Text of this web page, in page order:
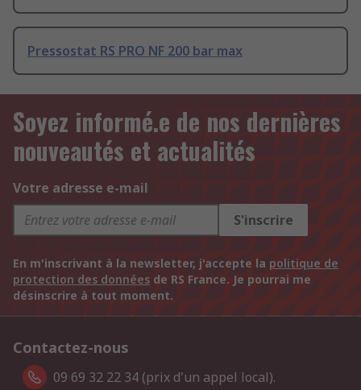
Pressostat RS PRO NF 200 bar max
Soyez informé.e de nos dernières
nouveautés et actualités
Votre adresse e-mail
S'inscrire
En m'inscrivant à la newsletter, j'accepte la politique de
protection des données de RS France. Je pourrai me
désinscrire à tout moment.
Contactez-nous
09 69 32 22 34 (prix d'un appel local).